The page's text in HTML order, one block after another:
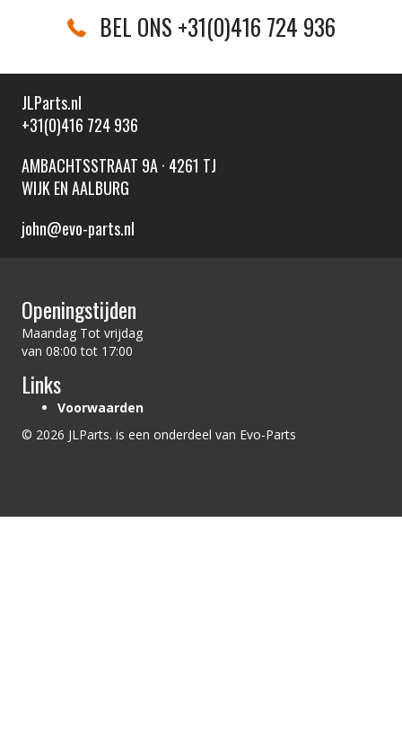
BEL ONS +31(0)416 724 936
JLParts.nl
+31(0)416 724 936
AMBACHTSSTRAAT 9A · 4261 TJ
WIJK EN AALBURG
john@evo-parts.nl
Openingstijden
Maandag Tot vrijdag
van 08:00 tot 17:00
Links
Voorwaarden
© 2026 JLParts. is een onderdeel van Evo-Parts